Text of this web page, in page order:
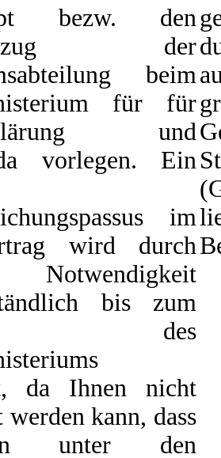
bezw. den
der
beim
für für
und
vorlegen. Ein
im
wird durch
bis zum
des
da Ihnen nicht
werden kann, dass
unter den